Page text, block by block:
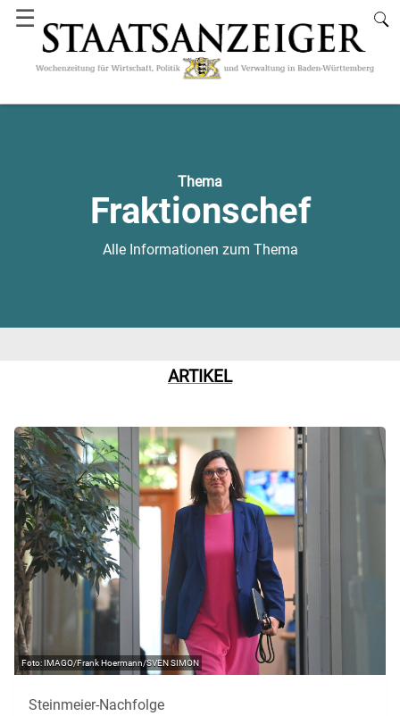
☰
Thema
Fraktionschef
Alle Informationen zum Thema
ARTIKEL
IMAGO/Frank Hoermann/SVEN SIMON
Steinmeier-Nachfolge